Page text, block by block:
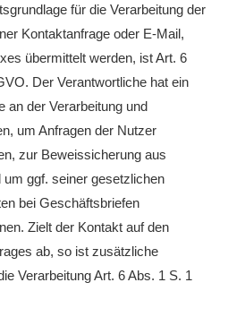
für die Verarbeitung der
Kontaktanfrage oder E-Mail,
übermittelt werden, ist Art. 6
Der Verantwortliche hat ein
an der Verarbeitung und
um Anfragen der Nutzer
zur Beweissicherung aus
um ggf. seiner gesetzlichen
bei Geschäftsbriefen
Zielt der Kontakt auf den
ab, so ist zusätzliche
Verarbeitung Art. 6 Abs. 1 S. 1